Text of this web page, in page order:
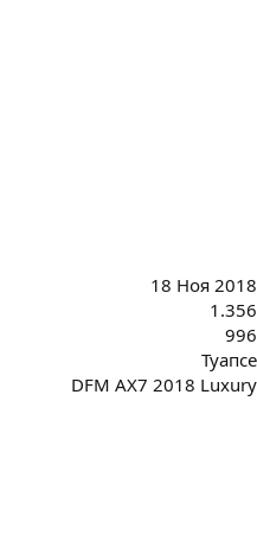
18 Ноя 2018
1.356
996
Туапсе
DFM AX7 2018 Luxury